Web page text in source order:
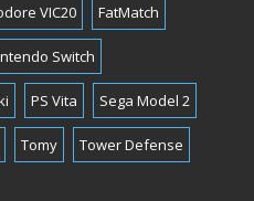
VIC20 FatMatch
Switch
PS Vita Sega Model 2
Tomy Tower Defense